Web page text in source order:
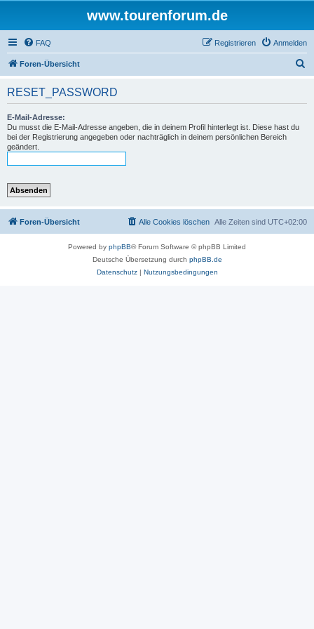
www.tourenforum.de
FAQ Anmelden
Registrieren
Foren-Übersicht
RESET_PASSWORD
E-Mail-Adresse:
Du musst die E-Mail-Adresse angeben, die in deinem Profil hinterlegt ist. Diese hast du
bei der Registrierung angegeben oder nachträglich in deinem persönlichen Bereich
geändert.
Foren-Übersicht Alle Zeiten sind UTC+02:00
Alle Cookies löschen
Powered by phpBB® Forum Software © phpBB Limited
Deutsche Übersetzung durch phpBB.de
Datenschutz| Nutzungsbedingungen